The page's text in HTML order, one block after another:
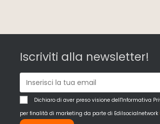
Iscriviti alla newsletter!
Dichiaro di aver preso visione dell'Informativa
per finalità di marketing da parte di Edilsocialnetwork